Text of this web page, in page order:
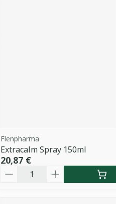
Flenpharma
Extracalm Spray 150ml
20,87 €
Quantité